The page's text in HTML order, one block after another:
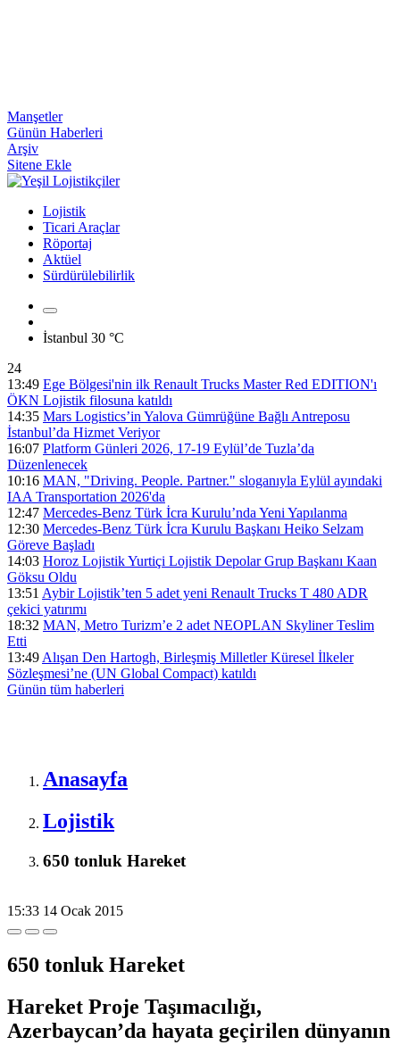
Manşetler
Günün Haberleri
Arşiv
Sitene Ekle
Lojistik
Ticari Araçlar
Röportaj
Aktüel
Sürdürülebilirlik
İstanbul 30 °C
24
13:49 Ege Bölgesi'nin ilk Renault Trucks Master Red EDITION'ı
ÖKN Lojistik filosuna katıldı
14:35 Mars Logistics’in Yalova Gümrüğüne Bağlı Antreposu
İstanbul’da Hizmet Veriyor
16:07 Platform Günleri 2026, 17-19 Eylül’de Tuzla’da
Düzenlenecek
10:16 MAN, "Driving. People. Partner." sloganıyla Eylül ayındaki
IAA Transportation 2026'da
12:47 Mercedes-Benz Türk İcra Kurulu’nda Yeni Yapılanma
12:30 Mercedes-Benz Türk İcra Kurulu Başkanı Heiko Selzam
Göreve Başladı
14:03 Horoz Lojistik Yurtiçi Lojistik Depolar Grup Başkanı Kaan
Göksu Oldu
13:51 Aybir Lojistik’ten 5 adet yeni Renault Trucks T 480 ADR
çekici yatırımı
18:32 MAN, Metro Turizm’e 2 adet NEOPLAN Skyliner Teslim
Etti
13:49 Alışan Den Hartogh, Birleşmiş Milletler Küresel İlkeler
Sözleşmesi’ne (UN Global Compact) katıldı
Günün tüm haberleri
Anasayfa
Lojistik
650 tonluk Hareket
15:33 14 Ocak 2015
650 tonluk Hareket
Hareket Proje Taşımacılığı,
Azerbaycan’da hayata geçirilen dünyanın